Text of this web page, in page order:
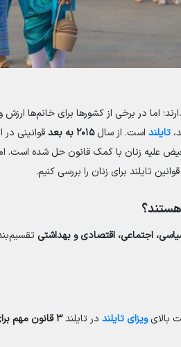
اما در برخی از کشورها برای خانم‌ها
تایلند است. از سال۲۰۱۵ به بعد
قوانینی
علیه زنان با کمک قانون حل شده است.
تایلند برای زنان را بررسی کنیم.
هستند؟
اجتماعی، اقتصادی و بهداشتی
بالایویزای تایلند در تایلند۳ قانون مهم برای برابری جنسیتی